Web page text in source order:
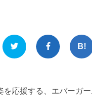
応援する、エバーガー